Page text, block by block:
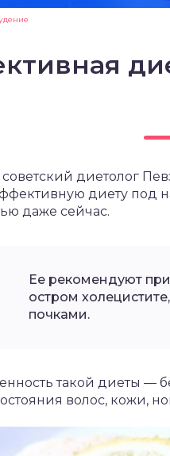
диетолог
диету под
даже сейчас.
Ее рекомендуют
остром
почками.
такой диеты
волос, кожи,